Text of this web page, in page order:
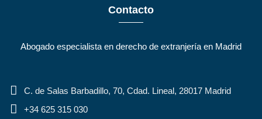
Contacto
Abogado especialista en derecho de extranjería en Madrid
C. de Salas Barbadillo, 70, Cdad. Lineal, 28017 Madrid
+34 625 315 030